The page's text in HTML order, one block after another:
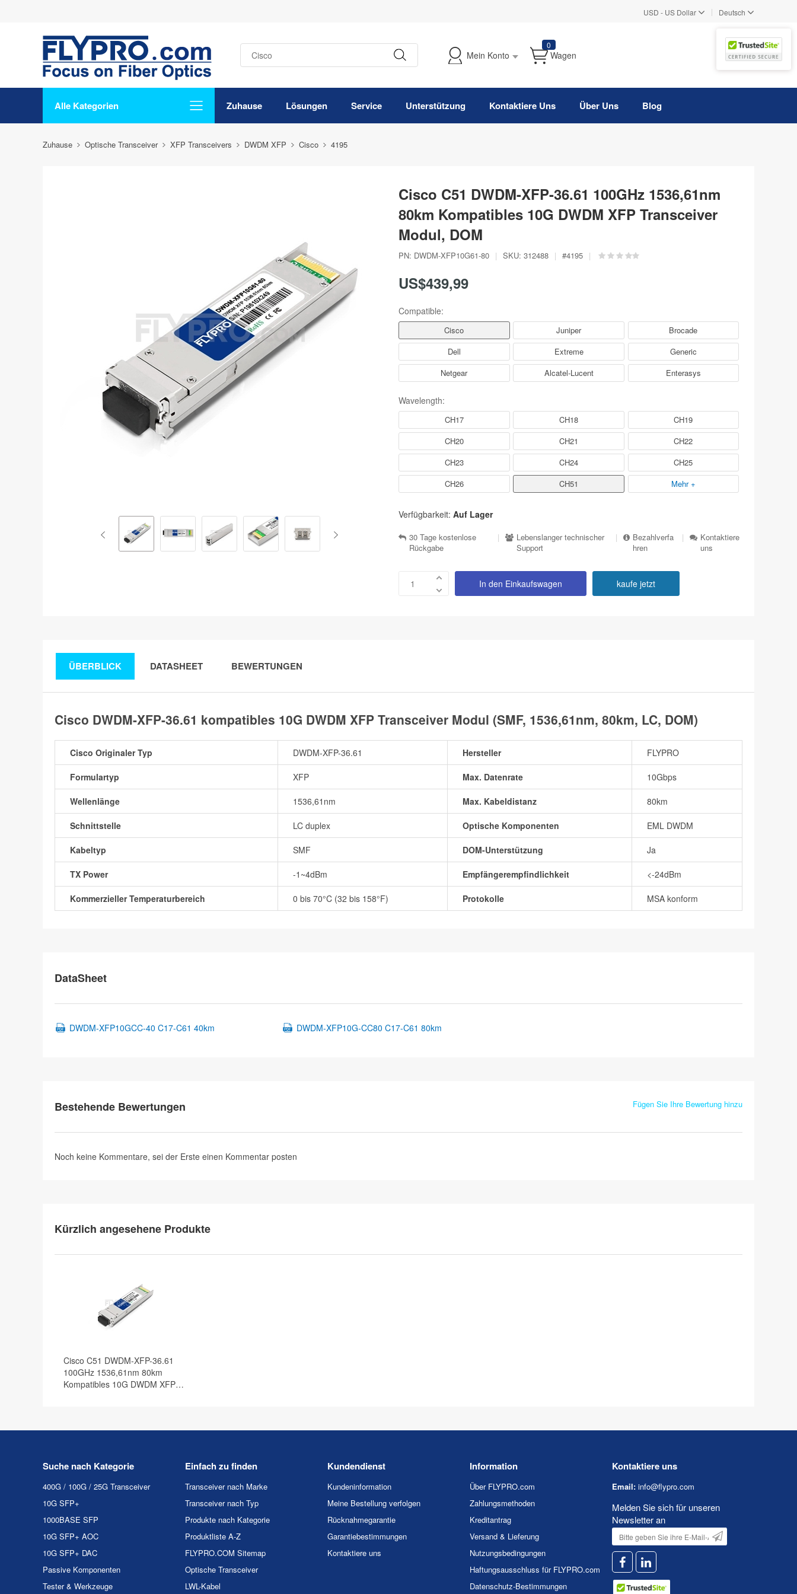
USD - US Dollar | Deutsch
Mein Konto
0
Wagen
Alle Kategorien Zuhause Lösungen Service Unterstützung Kontaktiere Uns Über Uns Blog
Zuhause Optische Transceiver XFP Transceivers DWDM XFP Cisco 4195
Cisco C51 DWDM-XFP-36.61 100GHz 1536,61nm
80km Kompatibles 10G DWDM XFP Transceiver
Modul, DOM
PN: DWDM-XFP10G61-80 | SKU: 312488 | #4195 |
US$439,99
Compatible:
Cisco Juniper
Brocade
Dell
Extreme
Generic
Netgear
Alcatel-Lucent Enterasys
Wavelength:
CH17 CH18
CH19
CH20
CH21
CH22
CH23
CH24
CH25
CH26
CH51 Mehr +
Verfügbarkeit: Auf Lager
30 Tage kostenlose
Rückgabe
|
Lebenslanger technischer
Support
|
Bezahlverfa
hren
|
Kontaktiere
uns
In den Einkaufswagen kaufe jetzt
ÜBERBLICK DATASHEET BEWERTUNGEN
Cisco DWDM-XFP-36.61 kompatibles 10G DWDM XFP Transceiver Modul (SMF, 1536,61nm, 80km, LC, DOM)
Cisco Originaler Typ DWDM-XFP-36.61 Hersteller FLYPRO
Formulartyp XFP Max. Datenrate 10Gbps
Wellenlänge 1536,61nm Max. Kabeldistanz 80km
Schnittstelle LC duplex Optische Komponenten EML DWDM
Kabeltyp SMF DOM-Unterstützung Ja
TX Power -1~4dBm Empfängerempfindlichkeit <-24dBm
Kommerzieller Temperaturbereich 0 bis 70°C (32 bis 158°F) Protokolle MSA konform
DataSheet
DWDM-XFP10GCC-40 C17-C61 40km DWDM-XFP10G-CC80 C17-C61 80km
Bestehende Bewertungen Fügen Sie Ihre Bewertung hinzu
Noch keine Kommentare, sei der Erste einen Kommentar posten
Kürzlich angesehene Produkte
Cisco C51 DWDM-XFP-36.61
100GHz 1536,61nm 80km
Kompatibles 10G DWDM XFP
Suche nach Kategorie
400G / 100G / 25G Transceiver
10G SFP+
1000BASE SFP
10G SFP+ AOC
10G SFP+ DAC
Passive Komponenten
Tester & Werkzeuge
Einfach zu finden
Transceiver nach Marke
Transceiver nach Typ
Produkte nach Kategorie
Produktliste A-Z
FLYPRO.COM Sitemap
Optische Transceiver
LWL-Kabel
Kundendienst
Kundeninformation
Meine Bestellung verfolgen
Rücknahmegarantie
Garantiebestimmungen
Kontaktiere uns
Information
Über FLYPRO.com
Zahlungsmethoden
Kreditantrag
Versand & Lieferung
Nutzungsbedingungen
Haftungsausschluss für FLYPRO.com
Datenschutz-Bestimmungen
Kontaktiere uns
Email: info@flypro.com
Melden Sie sich für unseren
Newsletter an